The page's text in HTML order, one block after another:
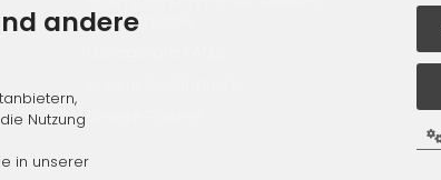
Elektromobile
andere
Nutzung
in unserer